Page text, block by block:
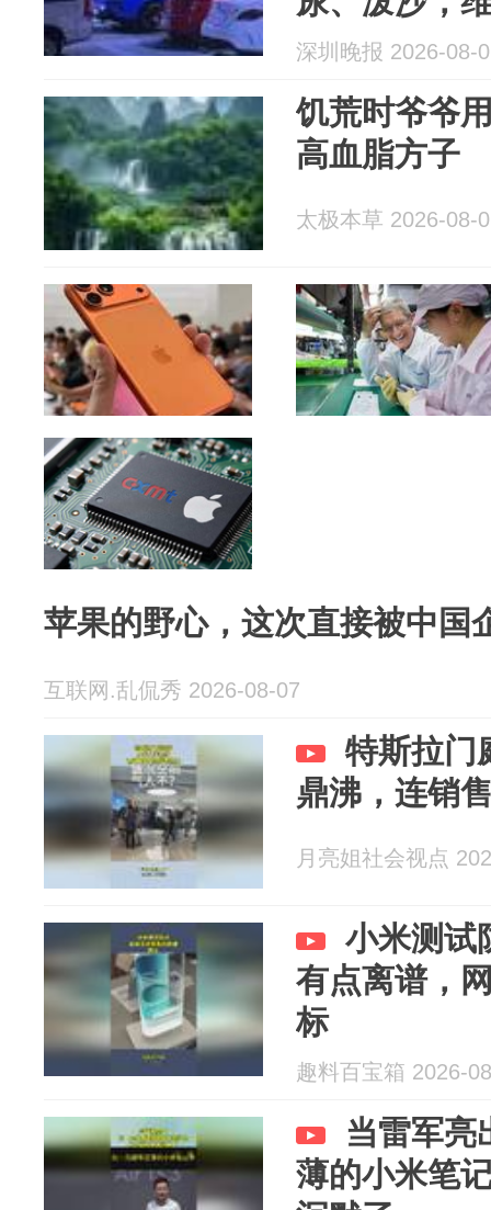
家长称赔偿
深圳晚报 2026-08-
饥荒时爷爷
高血脂方子
太极本草 2026-08-
苹果的野心，这次直接被中国
互联网.乱侃秀 2026-08-07
特斯拉门
鼎沸，连销
月亮姐社会视点
小米测试
有点离谱，
标
趣料百宝箱 2026-
当雷军亮
薄的小米笔